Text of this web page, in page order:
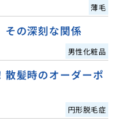
薄毛
その深刻な関係
男性化粧品
散髪時のオーダーポ
円形脱毛症